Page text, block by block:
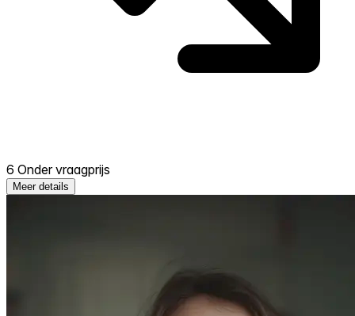
6 Onder vraagprijs
Meer details